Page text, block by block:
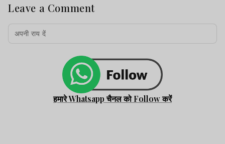
Leave a Comment
हमारे Whatsapp चैनल को Follow करें